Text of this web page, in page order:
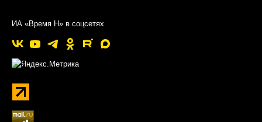
ИА «Время Н» в соцсетях